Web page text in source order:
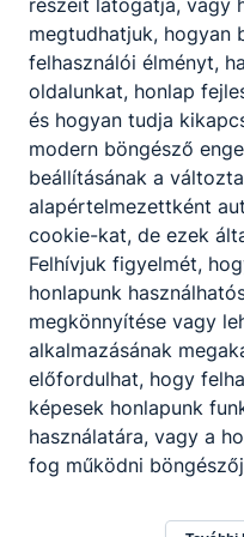
az '56-os
forradalomról
Ma ünnepi
megemlékezést
tartottunk
1956.október
23.-ról.
2025. okt. 21.
részeit látogatja, vagy
megtudhatjuk, hogyan
felhasználói élményt,
oldalunkat, honlap
és hogyan tudja
modern böngésző
beállításának a
alapértelmezettként
cookie-kat, de ezek
Felhívjuk figyelmét,
honlapunk
megkönnyítése vagy
alkalmazásának
előfordulhat, hogy
képesek honlapunk
használatára, vagy a
fog működni